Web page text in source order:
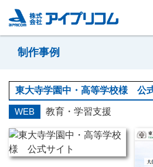
制作事例
東大寺学園中・高等学校様 公
WEB 教育・学習支援